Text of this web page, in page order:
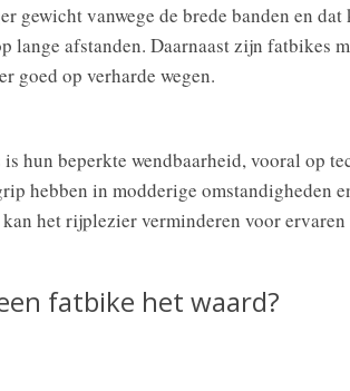
gewicht vanwege de brede banden en dat
lange afstanden. Daarnaast zijn fatbikes
goed op verharde wegen.
hun beperkte wendbaarheid, vooral op
hebben in modderige omstandigheden
het rijplezier verminderen voor
fatbike het waard?